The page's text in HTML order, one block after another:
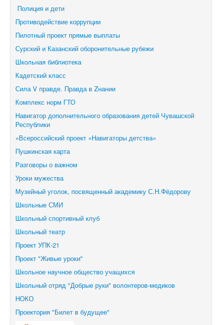
Полиция и дети
Противодействие коррупции
Пилотный проект прямые выплаты
Сурский и Казанский оборонительные рубежи
Школьная библиотека
Кадетский класс
Сила V правде. Правда в Zнании
Комплекс норм ГТО
Навигатор дополнительного образования детей Чувашской
Республики
«Всероссийский проект «Навигаторы детства»
Пушкинская карта
Разговоры о важном
Уроки мужества
Музейный уголок, посвященный академику С.Н.Фёдорову
Школьные СМИ
Школьный спортивный клуб
Школьный театр
Проект УПК-21
Проект "Живые уроки"
Школьное научное общество учащихся
Школьный отряд "Добрые руки" волонтеров-медиков
НОКО
Проектория "Билет в будущее"